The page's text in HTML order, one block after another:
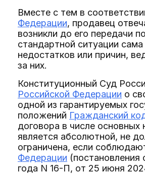
Вместе с тем в
Федерации, продавец
возникли до его передачи
стандартной ситуации
недостатков или причин,
за них.
Конституционный Суд
Российской Федерации о
одной из гарантируемых
положений Гражданский
договора в числе
является абсолютной, не
ограничена, если
Федерации
года N 16-П, от 25 июня